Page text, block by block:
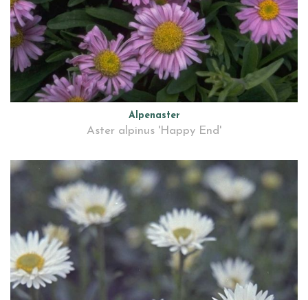
Alpenaster
Aster alpinus 'Happy End'